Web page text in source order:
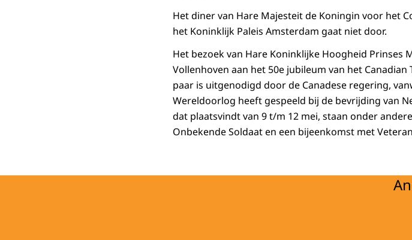
Het diner van Hare Majesteit de Koningin voor het
het Koninklijk Paleis Amsterdam gaat niet door.
Het bezoek van Hare Koninklijke Hoogheid Prinses
Vollenhoven aan het 50e jubileum van het
paar is uitgenodigd door de Canadese regering,
Wereldoorlog heeft gespeeld bij de bevrijding van
dat plaatsvindt van 9 t/m 12 mei, staan onder
Onbekende Soldaat en een bijeenkomst met